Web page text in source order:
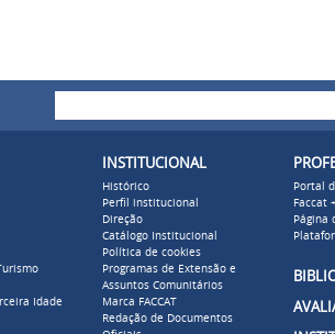
Formulário de busca
Idade
INSTITUCIONAL
Histórico
Perfil institucional
Direção
Catálogo Institucional
Política de cookies
Programas de Extensão e
Assuntos Comunitários
Marca FACCAT
Redação de Documentos
Portal
Faccat
Página